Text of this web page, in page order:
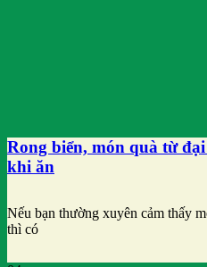
Rong biển, món quà từ
khi ăn
Nếu bạn thường xuyên cảm thấy
thì có